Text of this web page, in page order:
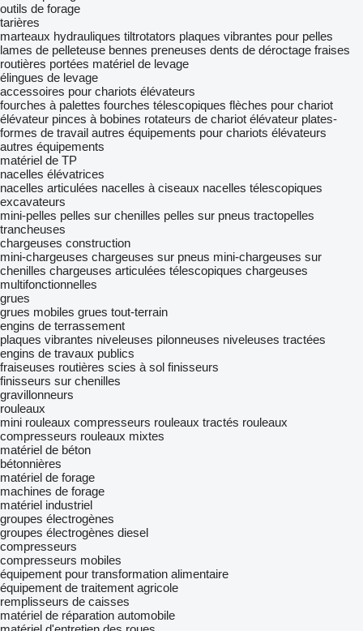
outils de forage
tarières
marteaux hydrauliques tiltrotators plaques vibrantes pour pelles
lames de pelleteuse bennes preneuses dents de déroctage fraises
routières portées matériel de levage
élingues de levage
accessoires pour chariots élévateurs
fourches à palettes fourches télescopiques flèches pour chariot
élévateur pinces à bobines rotateurs de chariot élévateur plates-
formes de travail autres équipements pour chariots élévateurs
autres équipements
matériel de TP
nacelles élévatrices
nacelles articulées nacelles à ciseaux nacelles télescopiques
excavateurs
mini-pelles pelles sur chenilles pelles sur pneus tractopelles
trancheuses
chargeuses construction
mini-chargeuses chargeuses sur pneus mini-chargeuses sur
chenilles chargeuses articulées télescopiques chargeuses
multifonctionnelles
grues
grues mobiles grues tout-terrain
engins de terrassement
plaques vibrantes niveleuses pilonneuses niveleuses tractées
engins de travaux publics
fraiseuses routières scies à sol finisseurs
finisseurs sur chenilles
gravillonneurs
rouleaux
mini rouleaux compresseurs rouleaux tractés rouleaux
compresseurs rouleaux mixtes
matériel de béton
bétonnières
matériel de forage
machines de forage
matériel industriel
groupes électrogènes
groupes électrogènes diesel
compresseurs
compresseurs mobiles
équipement pour transformation alimentaire
équipement de traitement agricole
remplisseurs de caisses
matériel de réparation automobile